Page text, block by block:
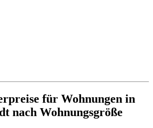
für Wohnungen in
nach Wohnungsgröße